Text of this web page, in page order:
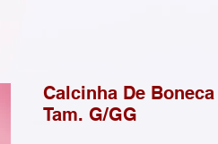
Calcinha De
Tam. G/GG